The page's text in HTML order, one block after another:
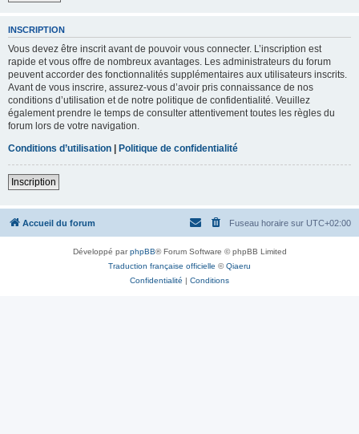
INSCRIPTION
Vous devez être inscrit avant de pouvoir vous connecter. L’inscription est
rapide et vous offre de nombreux avantages. Les administrateurs du forum
peuvent accorder des fonctionnalités supplémentaires aux utilisateurs inscrits.
Avant de vous inscrire, assurez-vous d’avoir pris connaissance de nos
conditions d’utilisation et de notre politique de confidentialité. Veuillez
également prendre le temps de consulter attentivement toutes les règles du
forum lors de votre navigation.
Conditions d’utilisation | Politique de confidentialité
Inscription
Accueil du forum Fuseau horaire sur UTC+02:00
Développé parphpBB® Forum Software © phpBB Limited
Traduction française officielle ©Qiaeru
Confidentialité | Conditions